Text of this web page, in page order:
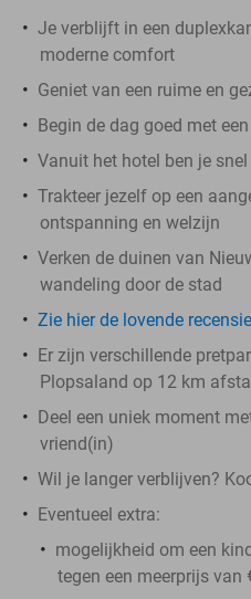
Je verblijft in een
moderne comfort
Geniet van een ruime en
Begin de dag goed met
Vanuit het hotel ben je
Trakteer jezelf op een
ontspanning en welzijn
Verken de duinen van
wandeling door de stad
Zie hier de lovende
Er zijn verschillende
Plopsaland op 12 km
Deel een uniek moment
vriend(in)
Wil je langer verblijven?
Eventueel extra:
mogelijkheid om een
tegen een meerprijs van